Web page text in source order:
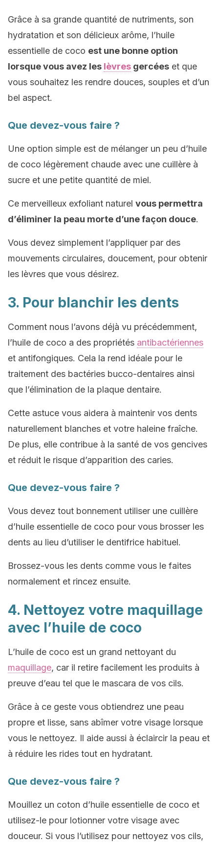
Grâce à sa grande quantité de nutriments, son
hydratation et son délicieux arôme, l’huile
essentielle de coco est une bonne option
lorsque vous avez les lèvres gercées et que
vous souhaitez les rendre douces, souples et d’un
bel aspect.
Que devez-vous faire ?
Une option simple est de mélanger un peu d’huile
de coco légèrement chaude avec une cuillère à
sucre et une petite quantité de miel.
Ce merveilleux exfoliant naturel vous permettra
d’éliminer la peau morte d’une façon douce.
Vous devez simplement l’appliquer par des
mouvements circulaires, doucement, pour obtenir
les lèvres que vous désirez.
3. Pour blanchir les dents
Comment nous l’avons déjà vu précédemment,
l’huile de coco a des propriétés antibactériennes
et antifongiques. Cela la rend idéale pour le
traitement des bactéries bucco-dentaires ainsi
que l’élimination de la plaque dentaire.
Cette astuce vous aidera à maintenir vos dents
naturellement blanches et votre haleine fraîche.
De plus, elle contribue à la santé de vos gencives
et réduit le risque d’apparition des caries.
Que devez-vous faire ?
Vous devez tout bonnement utiliser une cuillère
d’huile essentielle de coco pour vous brosser les
dents au lieu d’utiliser le dentifrice habituel.
Brossez-vous les dents comme vous le faites
normalement et rincez ensuite.
4. Nettoyez votre maquillage
avec l’huile de coco
L’huile de coco est un grand nettoyant du
maquillage, car il retire facilement les produits à
preuve d’eau tel que le mascara de vos cils.
Grâce à ce geste vous obtiendrez une peau
propre et lisse, sans abîmer votre visage lorsque
vous le nettoyez. Il aide aussi à éclaircir la peau et
à réduire les rides tout en hydratant.
Que devez-vous faire ?
Mouillez un coton d’huile essentielle de coco et
utilisez-le pour lotionner votre visage avec
douceur. Si vous l’utilisez pour nettoyez vos cils,